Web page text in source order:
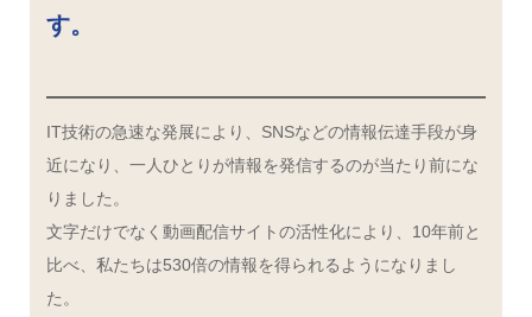
す。
IT技術の急速な発展により、SNSなどの情報伝達手段が身
近になり、一人ひとりが情報を発信するのが当たり前にな
りました。
文字だけでなく動画配信サイトの活性化により、10年前と
比べ、私たちは530倍の情報を得られるようになりまし
た。